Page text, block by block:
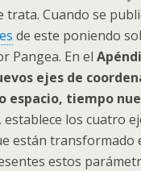
trata. Cuando se
de este poniendo
Pangea. En el
ejes de
espacio, tiempo
establece los cuatro
están transformado
estos